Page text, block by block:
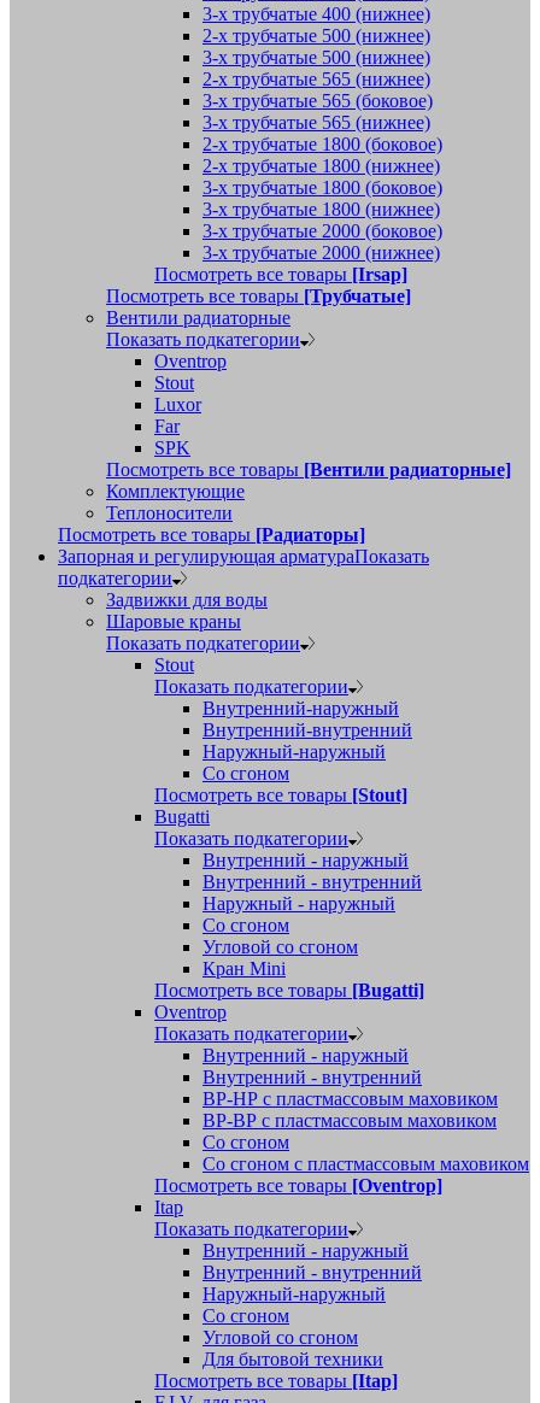
3-х трубчатые 400 (нижнее)
2-х трубчатые 500 (нижнее)
3-х трубчатые 500 (нижнее)
2-х трубчатые 565 (нижнее)
3-х трубчатые 565 (боковое)
3-х трубчатые 565 (нижнее)
2-х трубчатые 1800 (боковое)
2-х трубчатые 1800 (нижнее)
3-х трубчатые 1800 (боковое)
3-х трубчатые 1800 (нижнее)
3-х трубчатые 2000 (боковое)
3-х трубчатые 2000 (нижнее)
Посмотреть все товары [Irsap]
Посмотреть все товары [Трубчатые]
Вентили радиаторные
Показать подкатегории
Oventrop
Stout
Luxor
Far
SPK
Посмотреть все товары [Вентили радиаторные]
Комплектующие
Теплоносители
Посмотреть все товары [Радиаторы]
Запорная и регулирующая арматураПоказать
подкатегории
Задвижки для воды
Шаровые краны
Показать подкатегории
Stout
Показать подкатегории
Внутренний-наружный
Внутренний-внутренний
Наружный-наружный
Со сгоном
Посмотреть все товары [Stout]
Bugatti
Показать подкатегории
Внутренний - наружный
Внутренний - внутренний
Наружный - наружный
Со сгоном
Угловой со сгоном
Кран Mini
Посмотреть все товары [Bugatti]
Oventrop
Показать подкатегории
Внутренний - наружный
Внутренний - внутренний
ВР-НР с пластмассовым маховиком
ВР-ВР с пластмассовым маховиком
Со сгоном
Со сгоном с пластмассовым маховиком
Посмотреть все товары [Oventrop]
Itap
Показать подкатегории
Внутренний - наружный
Внутренний - внутренний
Наружный-наружный
Со сгоном
Угловой со сгоном
Для бытовой техники
Посмотреть все товары [Itap]